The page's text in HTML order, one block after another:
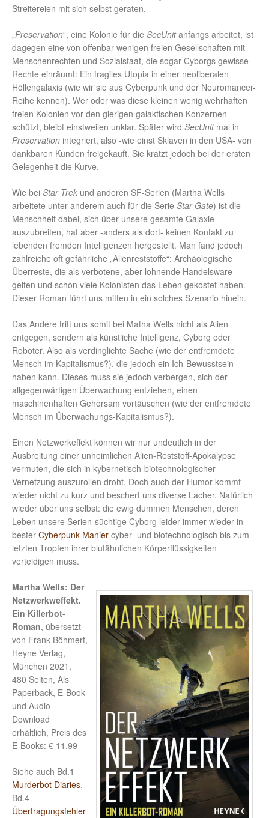
Streitereien mit sich selbst geraten.
„Preservation“, eine Kolonie für die SecUnitanfangs arbeitet, ist
dagegen eine von offenbar wenigen freien Gesellschaften mit
Menschenrechten und Sozialstaat, die sogar Cyborgs gewisse
Rechte einräumt: Ein fragiles Utopia in einer neoliberalen
Höllengalaxis (wie wir sie aus Cyberpunk und der Neuromancer-
Reihe kennen). Wer oder was diese kleinen wenig wehrhaften
freien Kolonien vor den gierigen galaktischen Konzernen
schützt, bleibt einstweilen unklar. Später wird SecUnitmal in
Preservation integriert, also -wie einst Sklaven in den USA- von
dankbaren Kunden freigekauft. Sie kratzt jedoch bei der ersten
Gelegenheit die Kurve.
Wie bei Star Trek und anderen SF-Serien (Martha Wells
arbeitete unter anderem auch für die Serie Star Gate) ist die
Menschheit dabei, sich über unsere gesamte Galaxie
auszubreiten, hat aber -anders als dort- keinen Kontakt zu
lebenden fremden Intelligenzen hergestellt. Man fand jedoch
zahlreiche oft gefährliche „Alienreststoffe“: Archäologische
Überreste, die als verbotene, aber lohnende Handelsware
gelten und schon viele Kolonisten das Leben gekostet haben.
Dieser Roman führt uns mitten in ein solches Szenario hinein.
Das Andere tritt uns somit bei Matha Wells nicht als Alien
entgegen, sondern als künstliche Intelligenz, Cyborg oder
Roboter. Also als verdinglichte Sache (wie der entfremdete
Mensch im Kapitalismus?), die jedoch ein Ich-Bewusstsein
haben kann. Dieses muss sie jedoch verbergen, sich der
allgegenwärtigen Überwachung entziehen, einen
maschinenhaften Gehorsam vortäuschen (wie der entfremdete
Mensch im Überwachungs-Kapitalismus?).
Einen Netzwerkeffekt können wir nur undeutlich in der
Ausbreitung einer unheimlichen Alien-Reststoff-Apokalypse
vermuten, die sich in kybernetisch-biotechnologischer
Vernetzung auszurollen droht. Doch auch der Humor kommt
wieder nicht zu kurz und beschert uns diverse Lacher. Natürlich
wieder über uns selbst: die ewig dummen Menschen, deren
Leben unsere Serien-süchtige Cyborg leider immer wieder in
bester Cyberpunk-Manier cyber- und biotechnologisch bis zum
letzten Tropfen ihrer blutähnlichen Körperflüssigkeiten
verteidigen muss.
Martha Wells: Der
Netzwerkweffekt.
Ein Killerbot-
Roman, übersetzt
von Frank Böhmert,
Heyne Verlag,
München 2021,
480 Seiten, Als
Paperback, E-Book
und Audio-
Download
erhältlich, Preis des
E-Books: € 11,99
Siehe auch Bd.1
Murderbot Diaries,
Bd.4
Übertragungsfehler